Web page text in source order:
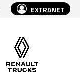
EXTRANET